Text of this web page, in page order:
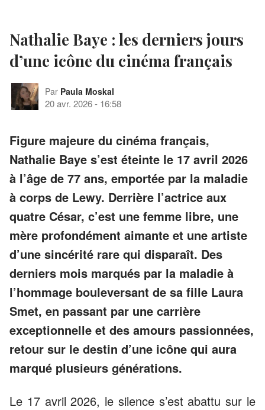
Nathalie Baye : les derniers jours
d’une icône du cinéma français
Par Paula Moskal
20 avr. 2026- 16:58
Figure majeure du cinéma français,
Nathalie Baye s’est éteinte le 17 avril 2026
à l’âge de 77 ans, emportée par la maladie
à corps de Lewy. Derrière l’actrice aux
quatre César, c’est une femme libre, une
mère profondément aimante et une artiste
d’une sincérité rare qui disparaît. Des
derniers mois marqués par la maladie à
l’hommage bouleversant de sa fille Laura
Smet, en passant par une carrière
exceptionnelle et des amours passionnées,
retour sur le destin d’une icône qui aura
marqué plusieurs générations.
Le 17 avril 2026, le silence s’est abattu sur le